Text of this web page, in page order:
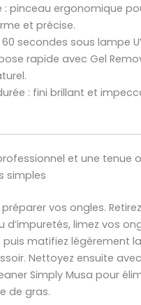
pinceau ergonomique
et précise.
secondes sous lampe
rapide avec Gel
: fini brillant et
et une tenue
simples
vos ongles.
d’impuretés, limez vos
matifiez légèrement
Nettoyez ensuite
Simply Musa pour
de gras.